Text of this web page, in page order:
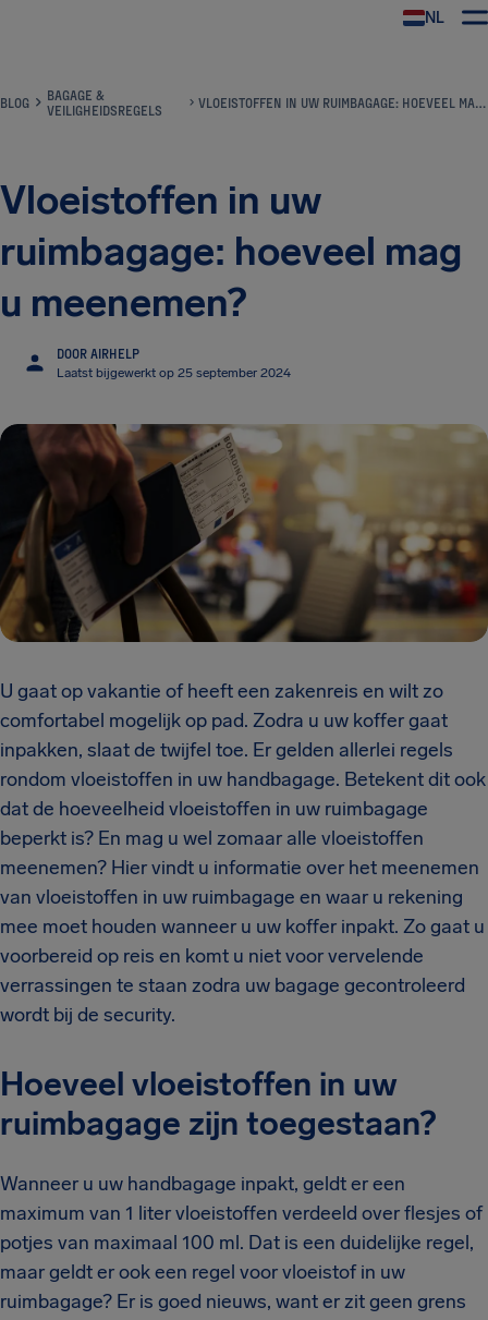
NL
BLOG
BAGAGE &
VEILIGHEIDSREGELS
VLOEISTOFFEN IN UW RUIMBAGAGE: HOEVEEL MAG U MEENEMEN?
Vloeistoffen in uw
ruimbagage: hoeveel mag
u meenemen?
DOOR AIRHELP
Laatst bijgewerkt op 25 september 2024
U gaat op vakantie of heeft een zakenreis en wilt zo
comfortabel mogelijk op pad. Zodra u uw koffer gaat
inpakken, slaat de twijfel toe. Er gelden allerlei regels
rondom vloeistoffen in uw handbagage. Betekent dit ook
dat de hoeveelheid vloeistoffen in uw ruimbagage
beperkt is? En mag u wel zomaar alle vloeistoffen
meenemen? Hier vindt u informatie over het meenemen
van vloeistoffen in uw ruimbagage en waar u rekening
mee moet houden wanneer u uw koffer inpakt. Zo gaat u
voorbereid op reis en komt u niet voor vervelende
verrassingen te staan zodra uw bagage gecontroleerd
wordt bij de security.
Hoeveel vloeistoffen in uw
ruimbagage zijn toegestaan?
Wanneer u uw handbagage inpakt, geldt er een
maximum van 1 liter vloeistoffen verdeeld over flesjes of
potjes van maximaal 100 ml. Dat is een duidelijke regel,
maar geldt er ook een regel voor vloeistof in uw
ruimbagage? Er is goed nieuws, want er zit geen grens